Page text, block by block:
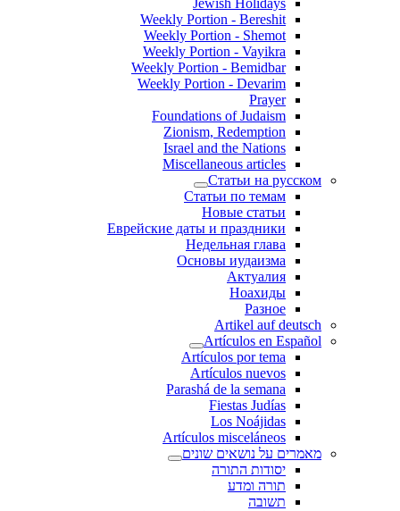
Jewish Holidays
Weekly Portion - Bereshit
Weekly Portion - Shemot
Weekly Portion - Vayikra
Weekly Portion - Bemidbar
Weekly Portion - Devarim
Prayer
Foundations of Judaism
Zionism, Redemption
Israel and the Nations
Miscellaneous articles
Статьи на русском
Статьи по темам
Новые статьи
Еврейские даты и праздники
Недельная глава
Основы иудаизма
Актуалия
Ноахиды
Разное
Artikel auf deutsch
Artículos en Español
Artículos por tema
Artículos nuevos
Parashá de la semana
Fiestas Judías
Los Noájidas
Artículos misceláneos
מאמרים על נושאים שונים
יסודות התורה
תורה ומדע
תשובה